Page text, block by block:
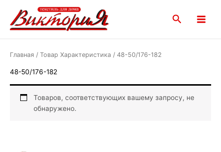
содержимому
Поиск
Menu
Главная / Товар Характеристика / 48-50/176-182
48-50/176-182
Товаров, соответствующих вашему запросу, не
обнаружено.